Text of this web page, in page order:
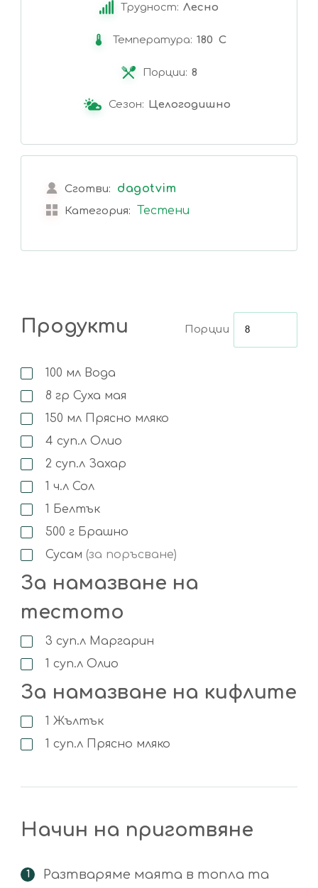
Трудност: Лесно
Температура: 180 C
Порции: 8
Сезон: Целогодишно
Сготви: dagotvim
Категория: Тестени
Продукти Порции
100 мл Вода
8 гр Суха мая
150 мл Прясно мляко
4 суп.л Олио
2 суп.л Захар
1 ч.л Сол
1
Белтък
500 г Брашно
Сусам (за поръсване)
За намазване на
тестото
3 суп.л Маргарин
1 суп.л Олио
За намазване на кифлите
1 Жълтък
1 суп.л Прясно мляко
Начин на приготвяне
Разтваряме маята в топла та